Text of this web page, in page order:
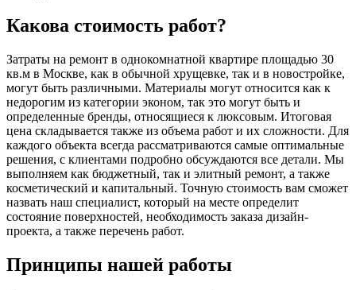
Какова стоимость работ?
Затраты на ремонт в однокомнатной квартире площадью 30
кв.м в Москве, как в обычной хрущевке, так и в новостройке,
могут быть различными. Материалы могут относится как к
недорогим из категории эконом, так это могут быть и
определенные бренды, относящиеся к люксовым. Итоговая
цена складывается также из объема работ и их сложности. Для
каждого объекта всегда рассматриваются самые оптимальные
решения, с клиентами подробно обсуждаются все детали. Мы
выполняем как бюджетный, так и элитный ремонт, а также
косметический и капитальный. Точную стоимость вам сможет
назвать наш специалист, который на месте определит
состояние поверхностей, необходимость заказа дизайн-
проекта, а также перечень работ.
Принципы нашей работы